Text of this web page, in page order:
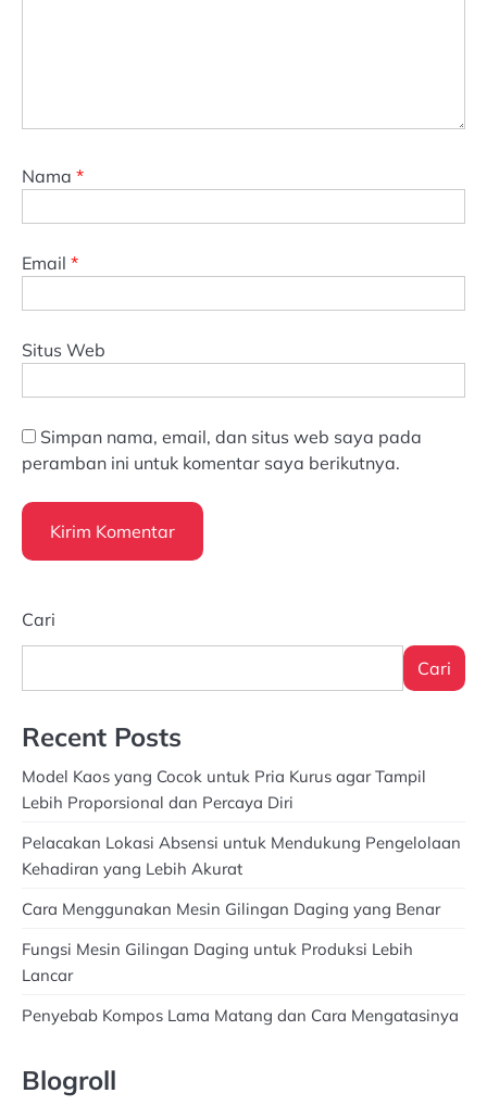
Nama *
Email *
Situs Web
Simpan nama, email, dan situs web saya pada
peramban ini untuk komentar saya berikutnya.
Cari
Cari
Recent Posts
Model Kaos yang Cocok untuk Pria Kurus agar Tampil
Lebih Proporsional dan Percaya Diri
Pelacakan Lokasi Absensi untuk Mendukung Pengelolaan
Kehadiran yang Lebih Akurat
Cara Menggunakan Mesin Gilingan Daging yang Benar
Fungsi Mesin Gilingan Daging untuk Produksi Lebih
Lancar
Penyebab Kompos Lama Matang dan Cara Mengatasinya
Blogroll